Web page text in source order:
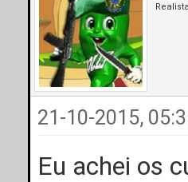
Realista
21-10-2015,
Eu achei os